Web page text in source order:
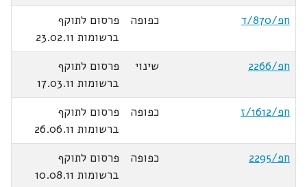
חפ/870/ד
כפופה
פרסום לתוקף
ברשומות 23.02.11
חפ/2266
שינוי
פרסום לתוקף
ברשומות 17.03.11
חפ/1612/ז
כפופה
פרסום לתוקף
ברשומות 26.06.11
חפ/2295
כפופה
פרסום לתוקף
ברשומות 10.08.11